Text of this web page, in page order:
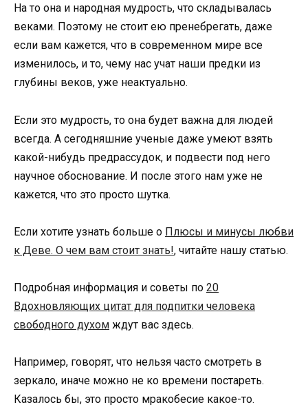
На то она и народная мудрость, что складывалась
веками. Поэтому не стоит ею пренебрегать, даже
если вам кажется, что в современном мире все
изменилось, и то, чему нас учат наши предки из
глубины веков, уже неактуально.
Если это мудрость, то она будет важна для людей
всегда. А сегодняшние ученые даже умеют взять
какой-нибудь предрассудок, и подвести под него
научное обоснование. И после этого нам уже не
кажется, что это просто шутка.
Если хотите узнать больше о Плюсы и минусы любви
к Деве. О чем вам стоит знать!, читайте нашу статью.
Подробная информация и советы по 20
Вдохновляющих цитат для подпитки человека
свободного духом ждут вас здесь.
Например, говорят, что нельзя часто смотреть в
зеркало, иначе можно не ко времени постареть.
Казалось бы, это просто мракобесие какое-то.